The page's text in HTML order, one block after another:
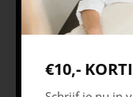
ZC
€10,-